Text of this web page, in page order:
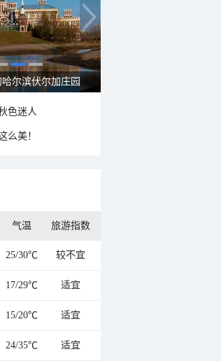
尔滨伏尔加庄园
色迷人
么美！
气温 旅游指数
25/30℃ 较不宜
17/29℃ 适宜
15/20℃ 适宜
24/35℃ 适宜